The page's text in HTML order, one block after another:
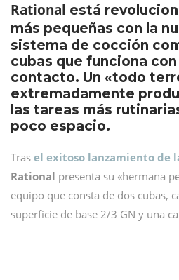
Rational está
más pequeñas con la
sistema de cocción
cubas que funciona
contacto. Un «todo
extremadamente
las tareas más
poco espacio.
Tras el exitoso lanzamiento de
Rational presenta su «hermana
equipo que consta de dos cubas,
superficie de base 2/3 GN y una